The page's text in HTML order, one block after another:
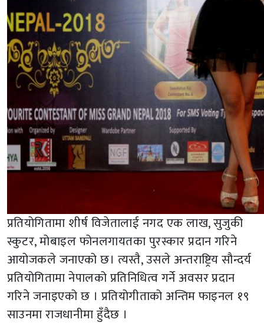
प्रतियोगितामा शीर्ष विजेतालाई नगद एक लाख, सुजुकी
स्कुटर, मोबाइल फोनलगायतका पुरस्कार प्रदान गरिने
आयोजकले जनाएको छ। त्यस्तै, उसले अन्तराष्ट्रिय सौन्दर्य
प्रतियोगितामा नेपालको प्रतिनिधित्व गर्ने अवसर प्रदान
गरिने जनाइएको छ । प्रतियोगीताको अन्तिम फाइनल १९
साउनमा राजधानीमा हुँदैछ ।